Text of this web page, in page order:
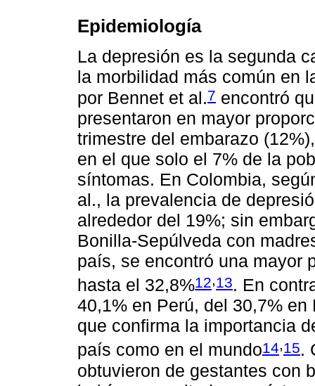
Epidemiología
La depresión es la segunda
la morbilidad más común en
por Bennet et al.7 encontró
presentaron en mayor
trimestre del embarazo
en el que solo el 7% de la
síntomas. En Colombia,
al., la prevalencia de
alrededor del 19%; sin
Bonilla-Sepúlveda con
país, se encontró una mayor
hasta el 32,8%12,13. En
40,1% en Perú, del 30,7%
que confirma la importancia
país como en el mundo14,15.
obtuvieron de gestantes con